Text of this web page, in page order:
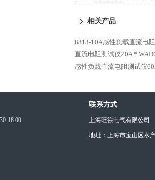
相关产品
8813-10A感性负载直流电
直流电阻测试仪20A *
感性负载直流电阻测试仪
18:00
联系方式
上海旺徐电气有限公司
地址：上海市宝山区水